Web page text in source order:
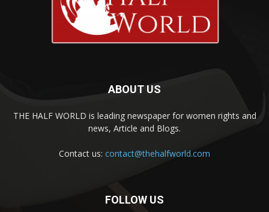
ABOUT US
THE HALF WORLD is leading newspaper for women rights and
news, Article and Blogs.
Contact us: contact@thehalfworld.com
FOLLOW US